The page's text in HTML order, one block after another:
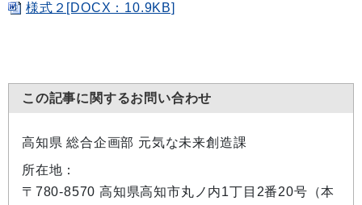
様式２[DOCX：10.9KB]
この記事に関するお問い合わせ
高知県 総合企画部 元気な未来創造課
所在地：
〒780-8570 高知県高知市丸ノ内1丁目2番20号（本